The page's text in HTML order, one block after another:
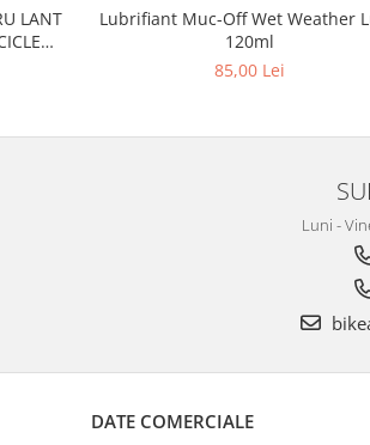
LANT
Lubrifiant Muc-Off Wet Weather
120ml
85,00 Lei
Luni -
DATE COMERCIALE